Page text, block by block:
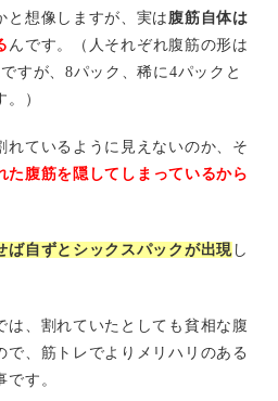
と想像しますが、実は 腹筋自体は
んです。（人それぞれ腹筋の形は
すが、8パック、稀に4パックと
）
れているように見えないのか、そ
た腹筋を隠してしまっているから
ば自ずとシックスパックが出現 し
は、割れていたとしても貧相な腹
で、筋トレでよりメリハリのある
す。